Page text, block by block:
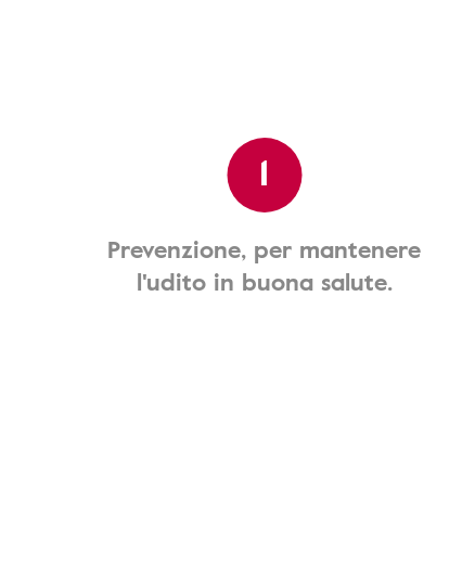
1
Prevenzione, per mantenere
l'udito in buona salute.